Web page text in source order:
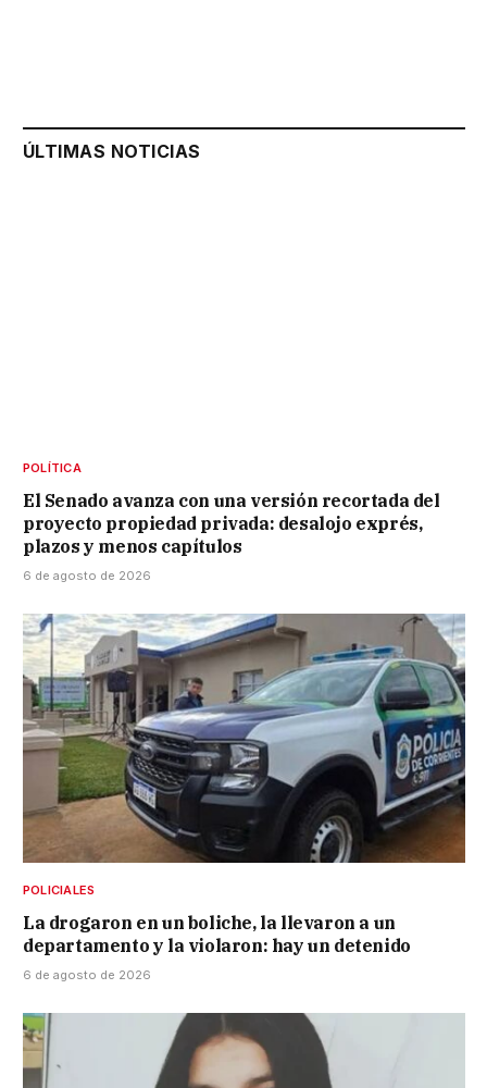
ÚLTIMAS NOTICIAS
POLÍTICA
El Senado avanza con una versión recortada del
proyecto propiedad privada: desalojo exprés,
plazos y menos capítulos
6 de agosto de 2026
POLICIALES
La drogaron en un boliche, la llevaron a un
departamento y la violaron: hay un detenido
6 de agosto de 2026